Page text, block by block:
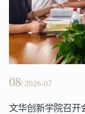
08/ 2026-07
文华创新学院召开